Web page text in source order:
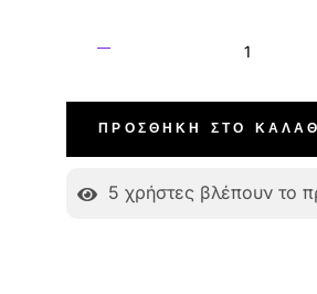
ΠΡΟΣΘΉΚΗ ΣΤΟ
5 χρήστες βλέπουν το